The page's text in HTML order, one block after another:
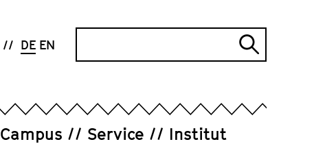
DE EN
Suche
Campus Service Institut